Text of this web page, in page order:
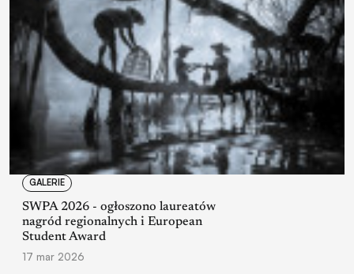
GALERIE
SWPA 2026 - ogłoszono laureatów
nagród regionalnych i European
Student Award
17 mar 2026